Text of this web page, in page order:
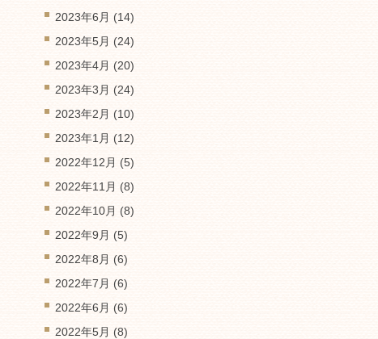
2023年6月 (14)
2023年5月 (24)
2023年4月 (20)
2023年3月 (24)
2023年2月 (10)
2023年1月 (12)
2022年12月 (5)
2022年11月 (8)
2022年10月 (8)
2022年9月 (5)
2022年8月 (6)
2022年7月 (6)
2022年6月 (6)
2022年5月 (8)